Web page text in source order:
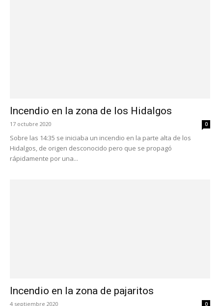
Incendio en la zona de los Hidalgos
17 octubre 2020 0
Sobre las 14:35 se iniciaba un incendio en la parte alta de los
Hidalgos, de origen desconocido pero que se propagó
rápidamente por una...
Incendio en la zona de pajaritos
4 septiembre 2020 0